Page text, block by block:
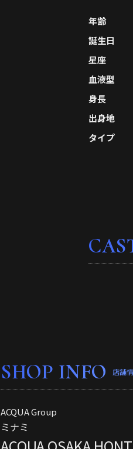
年齢
誕生日
星座
血液型
身長
出身地
タイプ
SHOP INFO 店舗
ACQUA Group
ミナミ